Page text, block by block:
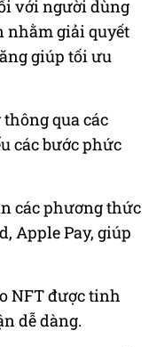
với người dùng
nhằm giải quyết
giúp tối ưu
qua các
các bước phức
các phương thức
Apple Pay, giúp
NFT được tinh
dễ dàng.